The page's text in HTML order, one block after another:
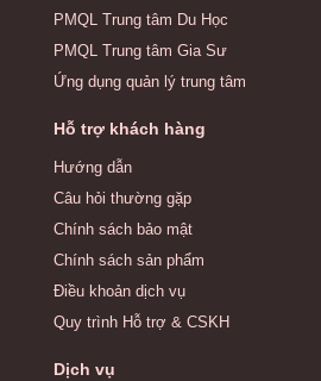
PMQL Trung tâm Du Học
PMQL Trung tâm Gia Sư
Ứng dụng quản lý trung tâm
Hỗ trợ khách hàng
Hướng dẫn
Câu hỏi thường gặp
Chính sách bảo mật
Chính sách sản phẩm
Điều khoản dịch vụ
Quy trình Hỗ trợ & CSKH
Dịch vụ